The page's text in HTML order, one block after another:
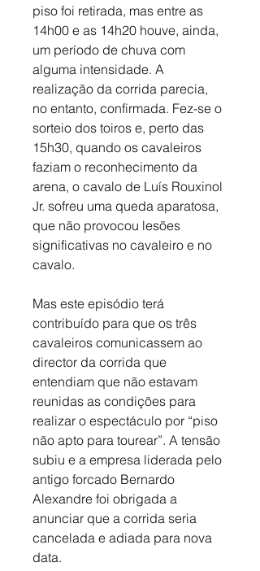
piso foi retirada, mas entre as
14h00 e as 14h20 houve, ainda,
um período de chuva com
alguma intensidade. A
realização da corrida parecia,
no entanto, confirmada. Fez-se o
sorteio dos toiros e, perto das
15h30, quando os cavaleiros
faziam o reconhecimento da
arena, o cavalo de Luís Rouxinol
Jr. sofreu uma queda aparatosa,
que não provocou lesões
significativas no cavaleiro e no
cavalo.
Mas este episódio terá
contribuído para que os três
cavaleiros comunicassem ao
director da corrida que
entendiam que não estavam
reunidas as condições para
realizar o espectáculo por “piso
não apto para tourear”. A tensão
subiu e a empresa liderada pelo
antigo forcado Bernardo
Alexandre foi obrigada a
anunciar que a corrida seria
cancelada e adiada para nova
data.